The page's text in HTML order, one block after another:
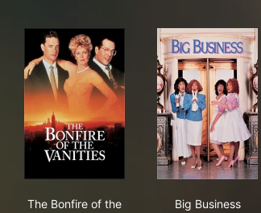
The Bonfire of the
Big Business